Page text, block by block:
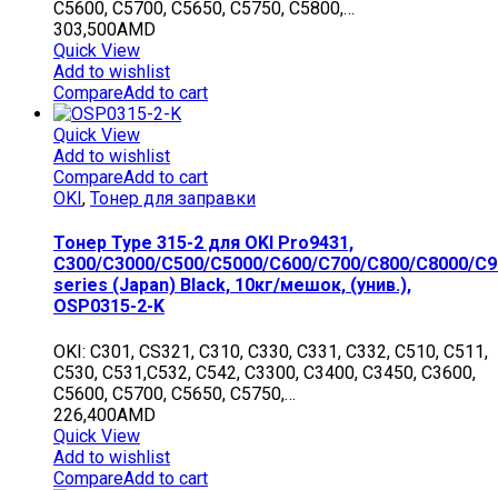
C5600, C5700, C5650, C5750, C5800,…
303,500AMD
Quick View
Add to wishlist
CompareAdd to cart
Quick View
Add to wishlist
CompareAdd to cart
OKI, Тонер для заправки
Тонер Type 315-2 для OKI Pro9431,
C300/C3000/C500/C5000/C600/C700/C800/C8000/
series (Japan) Black, 10кг/мешок, (унив.),
OSP0315-2-K
OKI: C301, CS321, C310, C330, C331, C332, C510, C511,
C530, C531,C532, C542, C3300, C3400, C3450, C3600,
C5600, C5700, C5650, C5750,…
226,400AMD
Quick View
Add to wishlist
CompareAdd to cart